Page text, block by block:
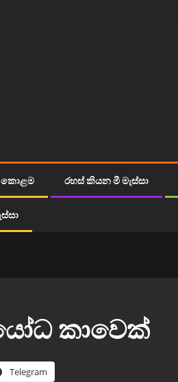
කොළම රහස් කියන මී මැස්සා
කාවෙක්
Telegram